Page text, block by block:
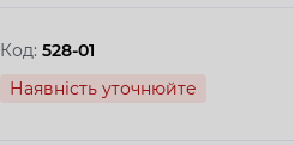
Код: 528-01
Наявність уточнюйте